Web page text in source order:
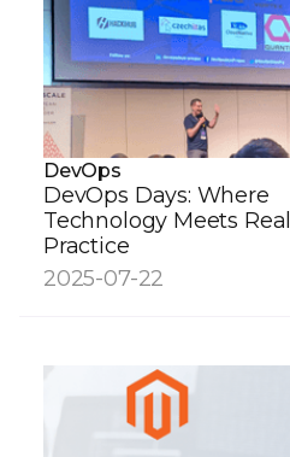
DevOps
DevOps Days: Where
Technology Meets
Practice
2025-07-22